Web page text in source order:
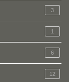
3
1
6
12